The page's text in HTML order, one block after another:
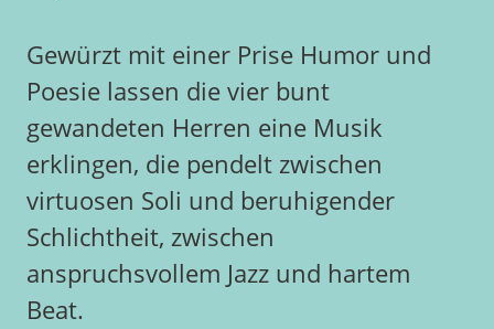
Gewürzt mit einer Prise Humor und
Poesie lassen die vier bunt
gewandeten Herren eine Musik
erklingen, die pendelt zwischen
virtuosen Soli und beruhigender
Schlichtheit, zwischen
anspruchsvollem Jazz und hartem
Beat.